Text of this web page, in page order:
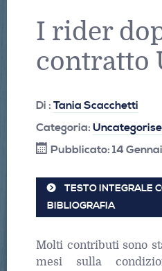
I rider
contratto
Di : Tania Scacchetti
Categoria:
Pubblicato: 14
TESTO INTEGRALE
BIBLIOGRAFIA
Molti contributi sono
mesi sulla